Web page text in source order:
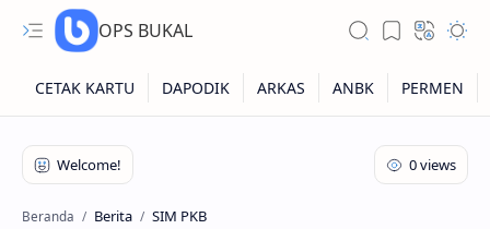
OPS BUKAL
Kartu NUPTK
Kartu NRG
Beranda Berita SIM PKB